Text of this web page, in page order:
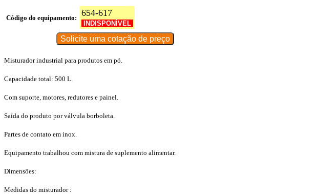
Código do equipamento: 654-617
INDISPONÍVEL
Misturador industrial para produtos em pó.
Capacidade total: 500 L.
Com suporte, motores, redutores e painel.
Saída do produto por válvula borboleta.
Partes de contato em inox.
Equipamento trabalhou com mistura de suplemento alimentar.
Dimensões:
Medidas do misturador :